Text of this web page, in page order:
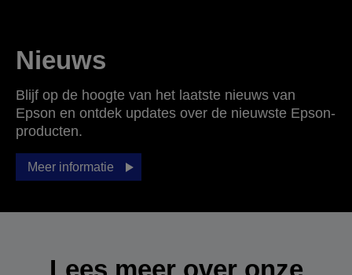
Nieuws
Blijf op de hoogte van het laatste nieuws van
Epson en ontdek updates over de nieuwste Epson-
producten.
Meer informatie
Lees meer over onze